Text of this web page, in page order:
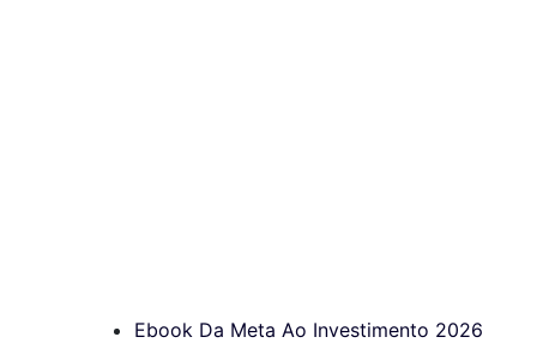
Ebook Da Meta Ao Investimento 2026